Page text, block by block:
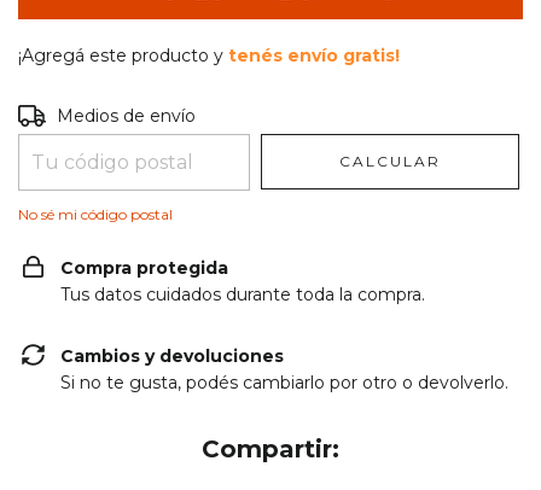
¡Agregá este producto y tenés envío gratis!
Entregas para el CP:
Medios de envío
CALCULAR
No sé mi código postal
Compra protegida
Tus datos cuidados durante toda la compra.
Cambios y devoluciones
Si no te gusta, podés cambiarlo por otro o devolverlo.
Compartir: